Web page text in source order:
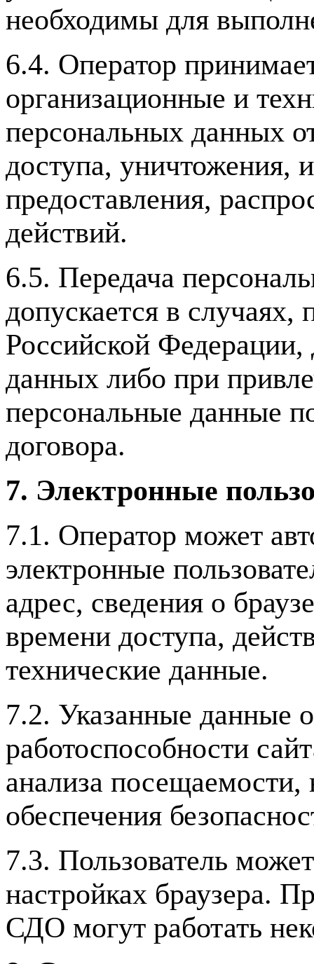
необходимы для
6.4. Оператор
организационные и
персональных данных
доступа, уничтожения,
предоставления,
действий.
6.5. Передача
допускается в случаях,
Российской Федерации,
данных либо при
персональные данные
договора.
7. Электронные
7.1. Оператор может
электронные
адрес, сведения о
времени доступа,
технические данные.
7.2. Указанные данные
работоспособности
анализа посещаемости,
обеспечения
7.3. Пользователь
настройках браузера.
СДО могут работать